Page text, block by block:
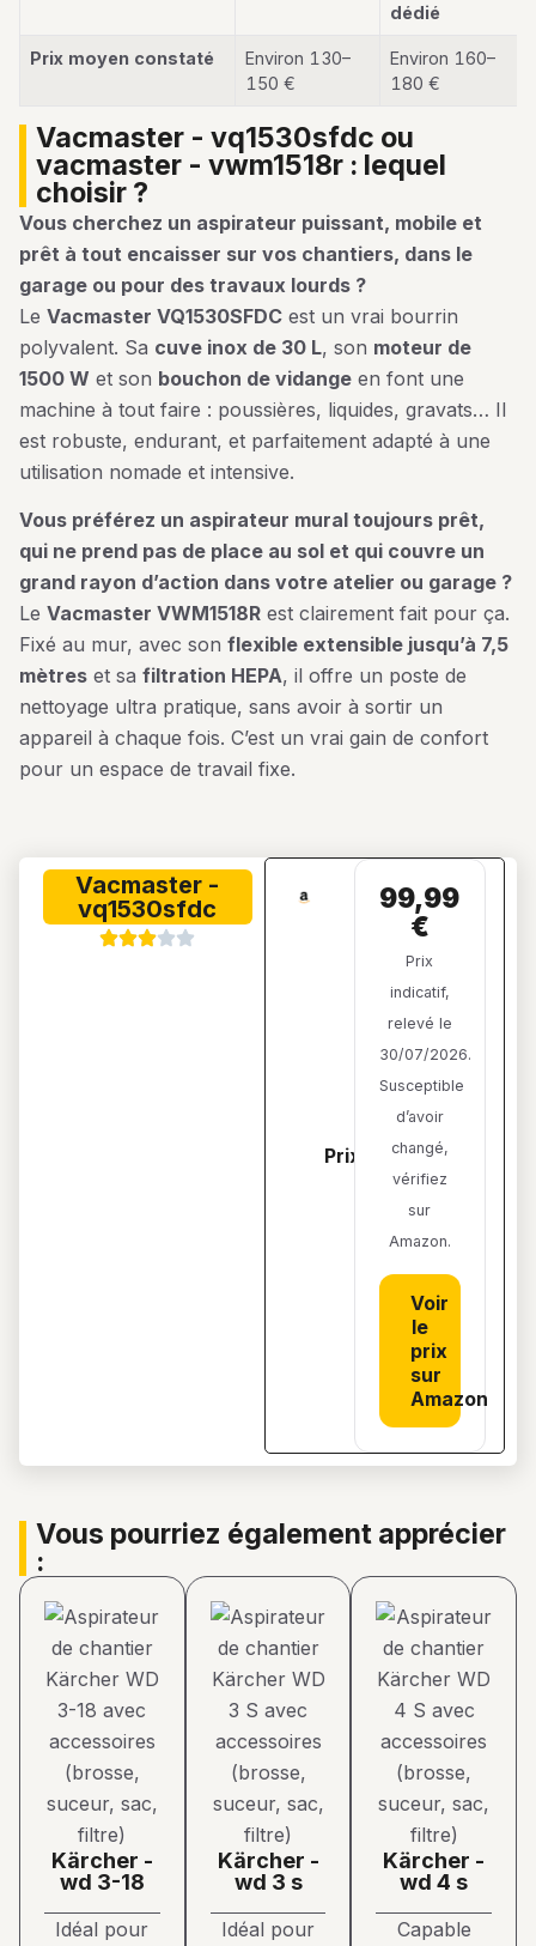
dédié
Prix moyen constaté
Environ 130–
150 €
Environ 160–
180 €
vacmaster - vq1530sfdc ou
vacmaster - vwm1518r : lequel
choisir ?
Vous cherchez un aspirateur puissant, mobile et
prêt à tout encaisser sur vos chantiers, dans le
garage ou pour des travaux lourds ?
Le Vacmaster VQ1530SFDC est un vrai bourrin
polyvalent. Sa cuve inox de 30 L, son moteur de
1500 W et son bouchon de vidange en font une
machine à tout faire : poussières, liquides, gravats… Il
est robuste, endurant, et parfaitement adapté à une
utilisation nomade et intensive.
Vous préférez un aspirateur mural toujours prêt,
qui ne prend pas de place au sol et qui couvre un
grand rayon d’action dans votre atelier ou garage ?
Le Vacmaster VWM1518R est clairement fait pour ça.
Fixé au mur, avec son flexible extensible jusqu’à 7,5
mètres et sa filtration HEPA, il offre un poste de
nettoyage ultra pratique, sans avoir à sortir un
appareil à chaque fois. C’est un vrai gain de confort
pour un espace de travail fixe.
vacmaster -
vq1530sfdc
prix sur amazon
99,99
€
Prix
indicatif,
relevé le
30/07/2026.
Susceptible
d’avoir
changé,
vérifiez
sur
Amazon.
Voir
le
prix
sur
Amazon
vous pourriez également apprécier
:
kärcher -
wd 3-18
Idéal pour
kärcher -
wd 3 s
Idéal pour
kärcher -
wd 4 s
Capable